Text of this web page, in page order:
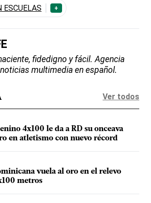
ESCUELAS +
fidedigno y fácil. Agencia
multimedia en español.
Ver todos
4x100 le da a RD su onceava
en atletismo con nuevo récord
vuela al oro en el relevo
metros